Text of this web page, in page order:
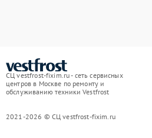
СЦ vestfrost-fixim.ru - сеть сервисных
центров в Москве по ремонту и
обслуживанию техники Vestfrost
2021-2026 © СЦ vestfrost-fixim.ru